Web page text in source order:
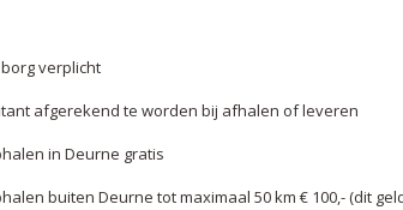
verplicht
afgerekend te worden bij afhalen of leveren
in Deurne gratis
buiten Deurne tot maximaal 50 km € 100,- (dit